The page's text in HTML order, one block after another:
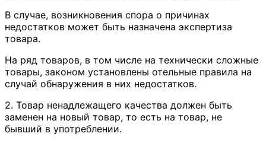
В случае, возникновения спора о причинах
недостатков может быть назначена экспертиза
товара.
На ряд товаров, в том числе на технически сложные
товары, законом установлены отельные правила на
случай обнаружения в них недостатков.
2. Товар ненадлежащего качества должен быть
заменен на новый товар, то есть на товар, не
бывший в употреблении.